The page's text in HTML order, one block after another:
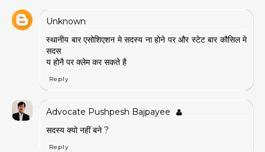
Unknown
स्थानीय बार एसोशिएशन मे सदस्य ना होने पर और स्टेट बार कौसिल मे
सदस
य होनै पर क्लेम कर सकते है
Reply
Advocate Pushpesh Bajpayee
सदस्य क्यो नहीं बने ?
Reply